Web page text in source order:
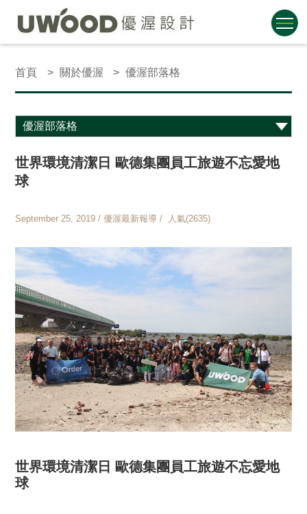
首頁 關於優渥 優渥部落格
世界環境清潔日 歐德集團員工旅遊不忘愛地
球
September 25, 2019 / 優渥最新報導 / 人氣(2635)
世界環境清潔日 歐德集團員工旅遊不忘愛地
球